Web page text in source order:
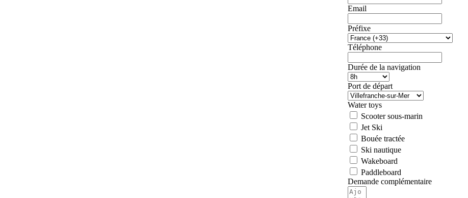
Email
Préfixe
Téléphone
Durée de la navigation
Port de départ
Water toys
Scooter sous-marin
Jet Ski
Bouée tractée
Ski nautique
Wakeboard
Paddleboard
Demande complémentaire